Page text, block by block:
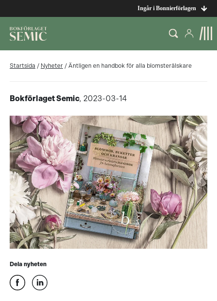
Ingår i Bonnierförlagen
Startsida / Nyheter / Äntligen en handbok för alla blomsterälskare
Bokförlaget Semic, 2023-03-14
Dela nyheten